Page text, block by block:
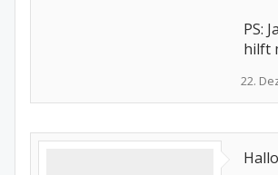
PS:
hilft
22.